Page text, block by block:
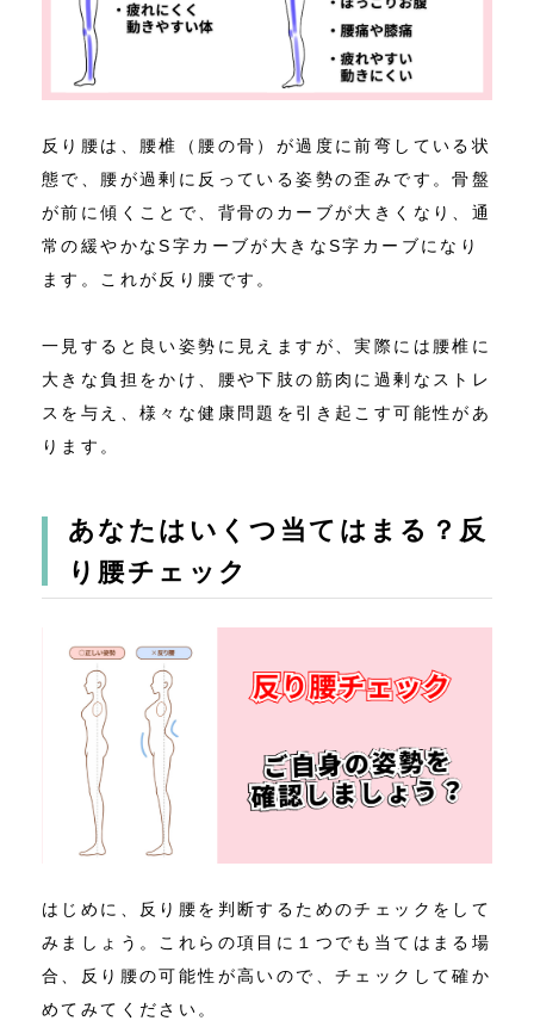
反り腰は、腰椎（腰の骨）が過度に前弯している状
態で、腰が過剰に反っている姿勢の歪みです。骨盤
が前に傾くことで、背骨のカーブが大きくなり、通
常の緩やかなS字カーブが大きなS字カーブになり
ます。これが反り腰です。
一見すると良い姿勢に見えますが、実際には腰椎に
大きな負担をかけ、腰や下肢の筋肉に過剰なストレ
スを与え、様々な健康問題を引き起こす可能性があ
ります。
あなたはいくつ当てはまる？反
り腰チェック
はじめに、反り腰を判断するためのチェックをして
みましょう。これらの項目に１つでも当てはまる場
合、反り腰の可能性が高いので、チェックして確か
めてみてください。